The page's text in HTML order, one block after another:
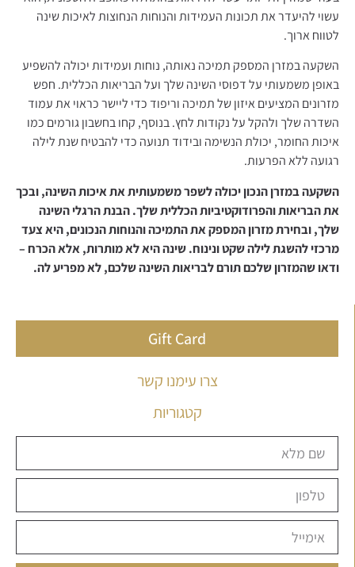
עשוי להיעדר את תכונות העמידות והנוחות הנחוצות לאיכות שינה
לטווח ארוך.
השקעה במזרן המספק תמיכה נאותה, נוחות ועמידות יכולה להשפיע
באופן משמעותי על דפוסי השינה שלך ועל הבריאות הכללית. חפש
מזרונים המציעים איזון של תמיכה וריפוד כדי ליישר כראוי את עמוד
השדרה שלך ולהקל על נקודות לחץ. בנוסף, קחו בחשבון גורמים כמו
איכות החומר, יכולת הנשימה ובידוד תנועה כדי להבטיח שנת לילה
רגועה ללא הפרעות.
השקעה במזרן הנכון יכולה לשפר משמעותית את איכות השינה, ובכך
את הבריאות והפרודוקטיביות הכללית שלך. הבנת הרגלי השינה
שלך, ובחירת מזרון המספק את התמיכה והנוחות הנכונים, היא צעד
מרכזי להשגת לילה שקט ונינוח. שינה היא לא מותרות, אלא הכרח –
ודאו שהמזרון שלכם תורם לבריאות השינה שלכם, לא מפריע לה.
Gift Card
צרו עימנו קשר
קטגוריות